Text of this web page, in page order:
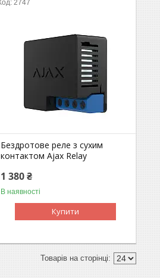
2747
Бездротове реле з сухим
контактом Ajax Relay
1 380 ₴
В наявності
Купити